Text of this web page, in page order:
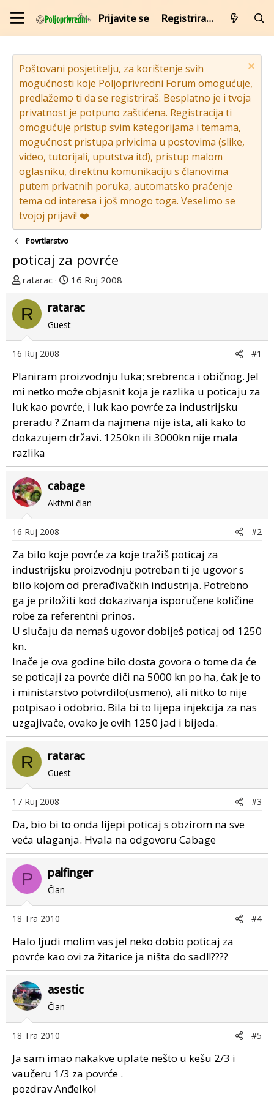
Prijavite se Registrirajte se
Poštovani posjetitelju, za korištenje svih
mogućnosti koje Poljoprivredni Forum omogućuje,
predlažemo ti da se registriraš. Besplatno je i tvoja
privatnost je potpuno zaštićena. Registracija ti
omogućuje pristup svim kategorijama i temama,
mogućnost pristupa privicima u postovima (slike,
video, tutorijali, uputstva itd), pristup malom
oglasniku, direktnu komunikaciju s članovima
putem privatnih poruka, automatsko praćenje
tema od interesa i još mnogo toga. Veselimo se
tvojoj prijavi! ❤️
Povrtlarstvo
poticaj za povrće
T
e
m
u
p
k
r
e
n
u
o
ratarac
D
a
t
r
v
o
g
p
o
s
a
16 Ruj 2008
R ratarac
Guest
16 Ruj 2008 #1
Planiram proizvodnju luka; srebrenca i običnog. Jel
mi netko može objasnit koja je razlika u poticaju za
luk kao povrće, i luk kao povrće za industrijsku
preradu ? Znam da najmena nije ista, ali kako to
dokazujem državi. 1250kn ili 3000kn nije mala
razlika
cabage
Aktivni član
16 Ruj 2008 #2
Za bilo koje povrće za koje tražiš poticaj za
industrijsku proizvodnju potreban ti je ugovor s
bilo kojom od prerađivačkih industrija. Potrebno
ga je priložiti kod dokazivanja isporučene količine
robe za referentni prinos.
U slučaju da nemaš ugovor dobiješ poticaj od 1250
kn.
Inače je ova godine bilo dosta govora o tome da će
se poticaji za povrće diči na 5000 kn po ha, čak je to
i ministarstvo potvrdilo(usmeno), ali nitko to nije
potpisao i odobrio. Bila bi to lijepa injekcija za nas
uzgajivače, ovako je ovih 1250 jad i bijeda.
R ratarac
Guest
17 Ruj 2008 #3
Da, bio bi to onda lijepi poticaj s obzirom na sve
veća ulaganja. Hvala na odgovoru Cabage
P palfinger
Član
18 Tra 2010 #4
Halo ljudi molim vas jel neko dobio poticaj za
povrće kao ovi za žitarice ja ništa do sad!!????
asestic
Član
18 Tra 2010 #5
Ja sam imao nakakve uplate nešto u kešu 2/3 i
vaučeru 1/3 za povrće .
pozdrav Anđelko!